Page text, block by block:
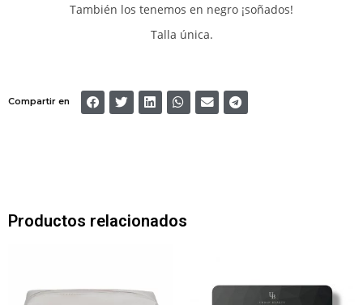
También los tenemos en negro ¡soñados!
Talla única.
Compartir en
Productos relacionados